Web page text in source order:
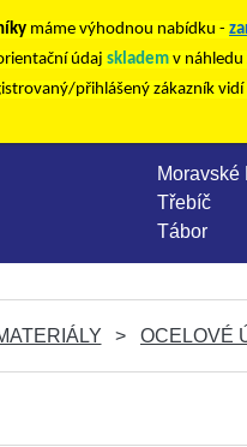
máme výhodnou nabídku -
údaj skladem v náhledu
přihlášený zákazník
Moravské
Třebíč
Tábor
OCELOVÉ